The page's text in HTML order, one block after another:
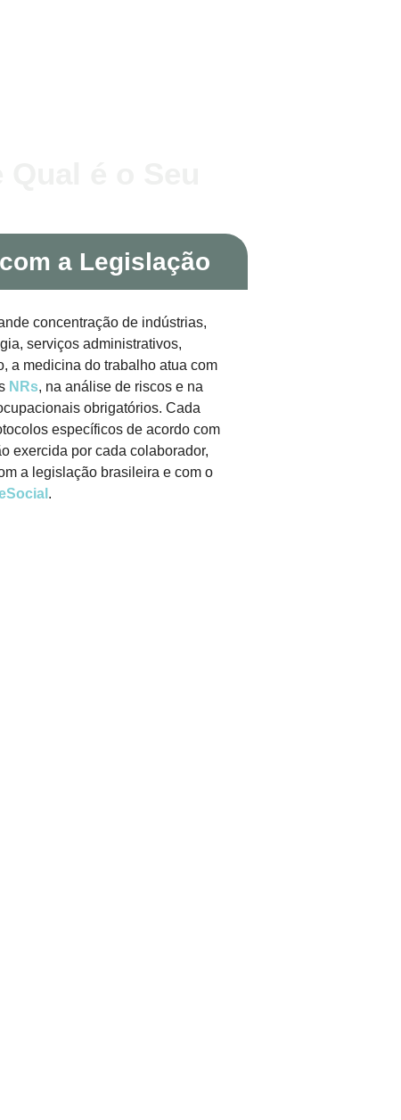
a Legislação
concentração de indústrias,
serviços administrativos,
a medicina do trabalho atua com
NRs, na análise de riscos e na
obrigatórios. Cada
específicos de acordo com
exercida por cada colaborador,
a legislação brasileira e com o
.